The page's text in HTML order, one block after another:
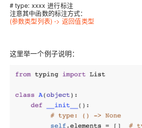
# type: xxxx进行标注
注意其中函数的标注方式：
(参数类型列表) ->返回值类型
这里举一个例子说明：